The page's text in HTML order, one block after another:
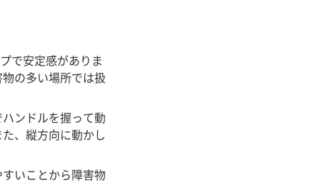
で安定感がありま
の多い場所では扱
ンドルを握って動
、縦方向に動かし
いことから障害物